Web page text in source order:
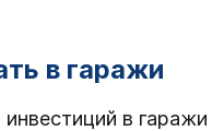
в гаражи
в гаражи